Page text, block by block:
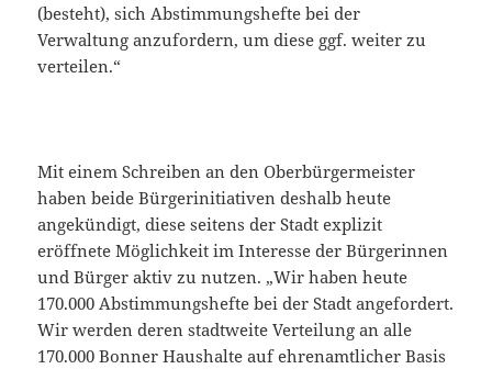
(besteht), sich Abstimmungshefte bei der
Verwaltung anzufordern, um diese ggf. weiter zu
verteilen.“
Mit einem Schreiben an den Oberbürgermeister
haben beide Bürgerinitiativen deshalb heute
angekündigt, diese seitens der Stadt explizit
eröffnete Möglichkeit im Interesse der Bürgerinnen
und Bürger aktiv zu nutzen. „Wir haben heute
170.000 Abstimmungshefte bei der Stadt angefordert.
Wir werden deren stadtweite Verteilung an alle
170.000 Bonner Haushalte auf ehrenamtlicher Basis